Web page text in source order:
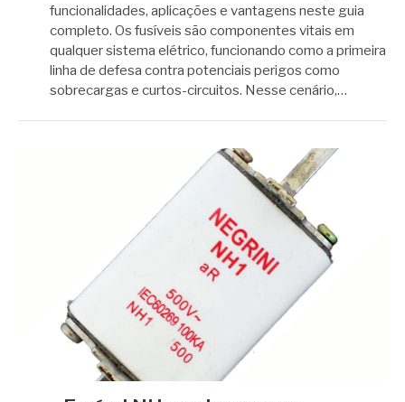
funcionalidades, aplicações e vantagens neste guia
completo. Os fusíveis são componentes vitais em
qualquer sistema elétrico, funcionando como a primeira
linha de defesa contra potenciais perigos como
sobrecargas e curtos-circuitos. Nesse cenário,…